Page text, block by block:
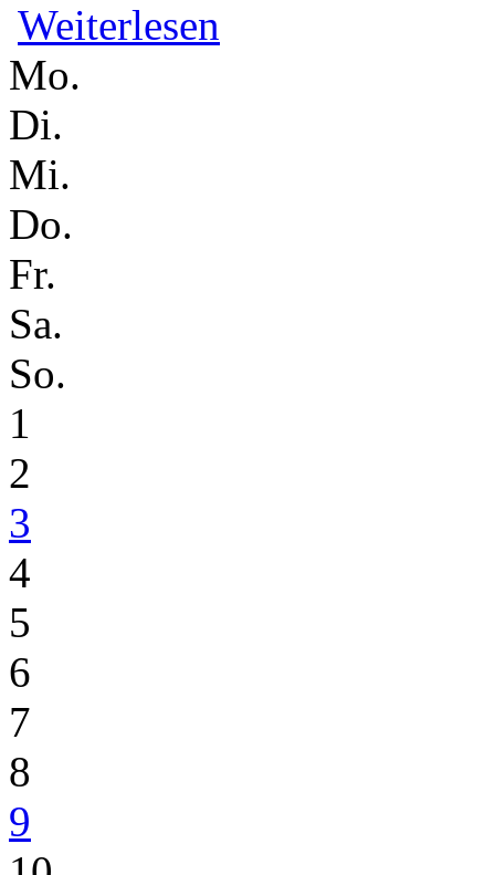
Weiterlesen
Mo.
Di.
Mi.
Do.
Fr.
Sa.
So.
1
2
3
4
5
6
7
8
9